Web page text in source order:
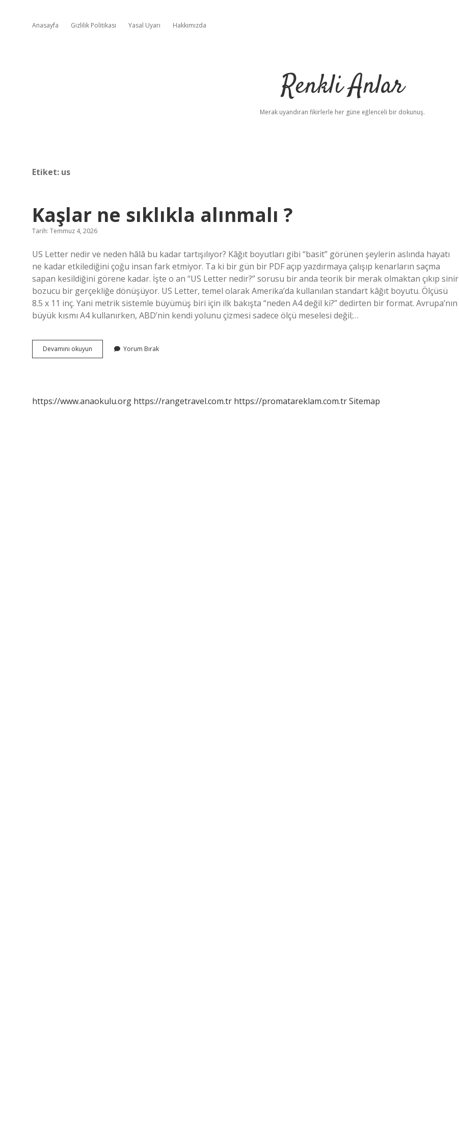
Anasayfa Gizlilik Politikası Yasal Uyarı Hakkımızda
Renkli Anlar
Merak uyandıran fikirlerle her güne eğlenceli bir dokunuş.
Etiket: us
Kaşlar ne sıklıkla alınmalı ?
Tarih: Temmuz 4, 2026
US Letter nedir ve neden hâlâ bu kadar tartışılıyor? Kâğıt boyutları gibi “basit” görünen şeylerin aslında hayatı
ne kadar etkilediğini çoğu insan fark etmiyor. Ta ki bir gün bir PDF açıp yazdırmaya çalışıp kenarların saçma
sapan kesildiğini görene kadar. İşte o an “US Letter nedir?” sorusu bir anda teorik bir merak olmaktan çıkıp sinir
bozucu bir gerçekliğe dönüşüyor. US Letter, temel olarak Amerika’da kullanılan standart kâğıt boyutu. Ölçüsü
8.5 x 11 inç. Yani metrik sistemle büyümüş biri için ilk bakışta “neden A4 değil ki?” dedirten bir format. Avrupa’nın
büyük kısmı A4 kullanırken, ABD’nin kendi yolunu çizmesi sadece ölçü meselesi değil;…
Devamını okuyun
ne
Yorum Bırak
https://www.anaokulu.org https://rangetravel.com.tr https://promatareklam.com.trSitemap